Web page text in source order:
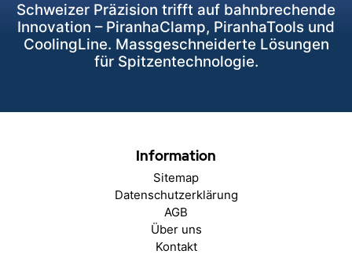
Schweizer Präzision trifft auf bahnbrechende
Innovation – PiranhaClamp, PiranhaTools und
CoolingLine. Massgeschneiderte Lösungen
für Spitzentechnologie.
Information
Sitemap
Datenschutzerklärung
AGB
Über uns
Kontakt